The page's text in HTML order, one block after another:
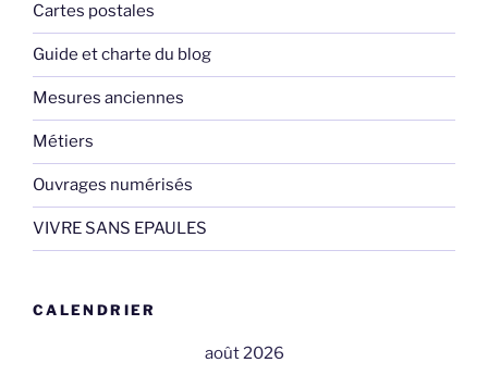
Cartes postales
Guide et charte du blog
Mesures anciennes
Métiers
Ouvrages numérisés
VIVRE SANS EPAULES
CALENDRIER
août 2026